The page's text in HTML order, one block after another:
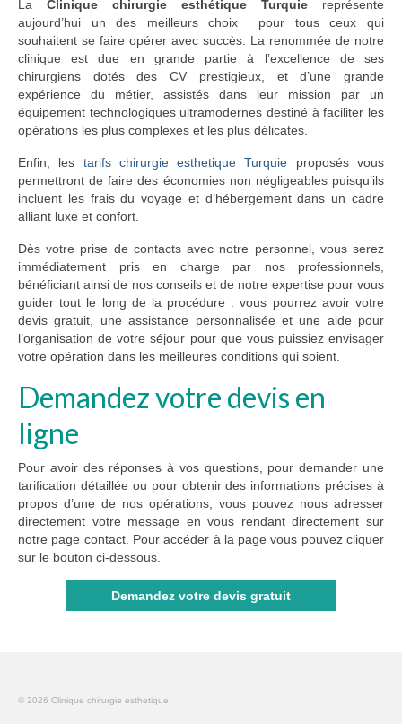
La Clinique chirurgie esthétique Turquie représente
aujourd’hui un des meilleurs choix pour tous ceux qui
souhaitent se faire opérer avec succès. La renommée de notre
clinique est due en grande partie à l’excellence de ses
chirurgiens dotés des CV prestigieux, et d’une grande
expérience du métier, assistés dans leur mission par un
équipement technologiques ultramodernes destiné à faciliter les
opérations les plus complexes et les plus délicates.
Enfin, les tarifs chirurgie esthetique Turquie proposés vous
permettront de faire des économies non négligeables puisqu’ils
incluent les frais du voyage et d’hébergement dans un cadre
alliant luxe et confort.
Dès votre prise de contacts avec notre personnel, vous serez
immédiatement pris en charge par nos professionnels,
bénéficiant ainsi de nos conseils et de notre expertise pour vous
guider tout le long de la procédure : vous pourrez avoir votre
devis gratuit, une assistance personnalisée et une aide pour
l’organisation de votre séjour pour que vous puissiez envisager
votre opération dans les meilleures conditions qui soient.
Demandez votre devis en
ligne
Pour avoir des réponses à vos questions, pour demander une
tarification détaillée ou pour obtenir des informations précises à
propos d’une de nos opérations, vous pouvez nous adresser
directement votre message en vous rendant directement sur
notre page contact. Pour accéder à la page vous pouvez cliquer
sur le bouton ci-dessous.
Demandez votre devis gratuit
© 2026 Clinique chirurgie esthetique